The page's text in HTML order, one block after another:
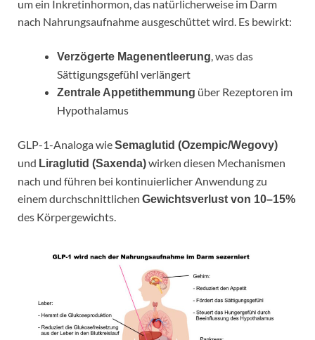
um ein Inkretinhormon, das natürlicherweise im Darm
nach Nahrungsaufnahme ausgeschüttet wird. Es bewirkt:
Verzögerte Magenentleerung, was das
Sättigungsgefühl verlängert
Zentrale Appetithemmung über Rezeptoren im
Hypothalamus
GLP-1-Analoga wieSemaglutid (Ozempic/Wegovy)
und Liraglutid (Saxenda)wirken diesen Mechanismen
nach und führen bei kontinuierlicher Anwendung zu
einem durchschnittlichen Gewichtsverlust von 10–15%
des Körpergewichts.